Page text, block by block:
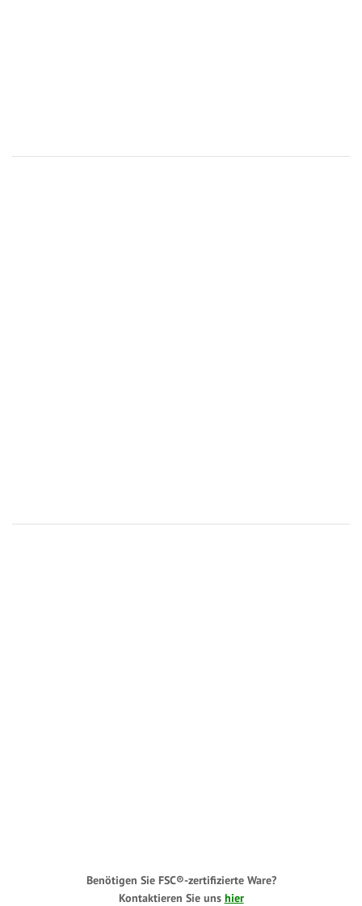
Benötigen Sie FSC®-zertifizierte Ware?
Kontaktieren Sie uns hier